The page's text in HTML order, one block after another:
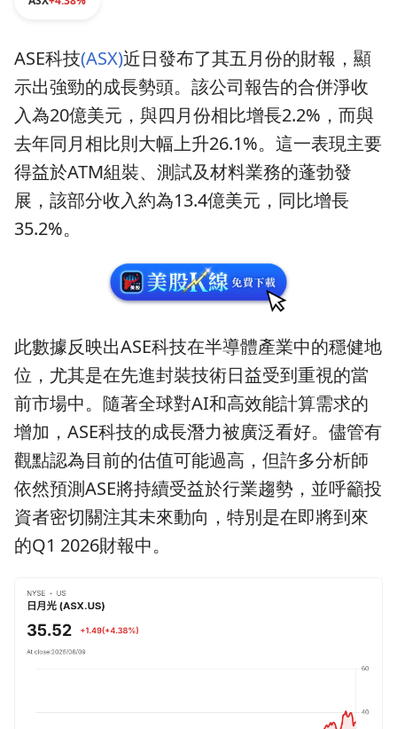
ASE科技(ASX)近日發布了其五月份的財報，顯
示出強勁的成長勢頭。該公司報告的合併淨收
入為20億美元，與四月份相比增長2.2%，而與
去年同月相比則大幅上升26.1%。這一表現主要
得益於ATM組裝、測試及材料業務的蓬勃發
展，該部分收入約為13.4億美元，同比增長
35.2%。
此數據反映出ASE科技在半導體產業中的穩健地
位，尤其是在先進封裝技術日益受到重視的當
前市場中。隨著全球對AI和高效能計算需求的
增加，ASE科技的成長潛力被廣泛看好。儘管有
觀點認為目前的估值可能過高，但許多分析師
依然預測ASE將持續受益於行業趨勢，並呼籲投
資者密切關注其未來動向，特別是在即將到來
的Q1 2026財報中。